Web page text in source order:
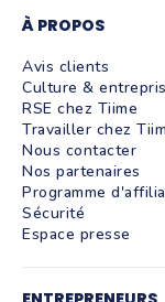
À PROPOS
Avis clients
Culture &
RSE chez Tiime
Travailler chez
Nous contacter
Nos partenaires
Programme
Sécurité
Espace presse